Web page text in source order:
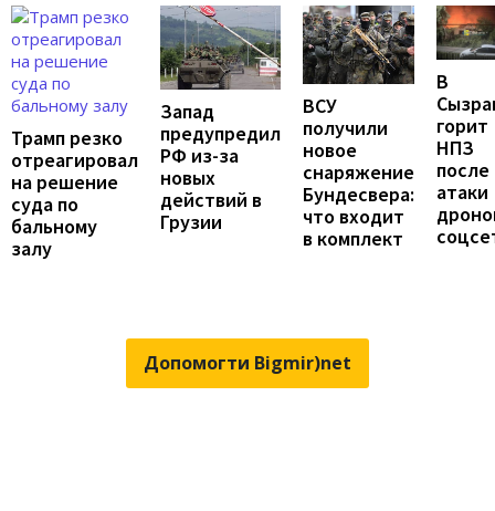
Трамп резко
отреагировал
на решение
суда по
бальному
залу
Запад
предупредил
РФ из-за
новых
действий в
Грузии
ВСУ
получили
новое
снаряжение
Бундесвера:
что входит
в комплект
В
горит
НПЗ
после
атаки
Допомогти Bigmir)net